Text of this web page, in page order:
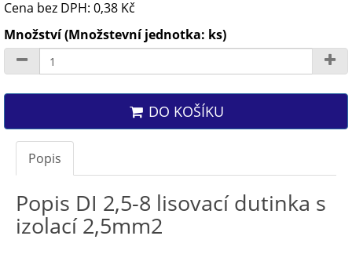
Cena bez DPH: 0,38 Kč
Množství (Množstevní jednotka: ks)
DO KOŠÍKU
Popis
Popis DI 2,5-8 lisovací dutinka s
izolací 2,5mm2